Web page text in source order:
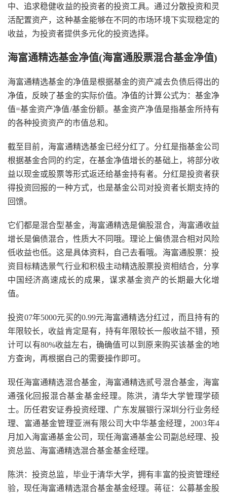
中、追求稳健收益的投资者的投资工具。通过分散投资和灵
活配置资产，这种基金能够在不同的市场环境下实现稳定的
收益，为投资者提供多元化的投资选择。
海富通精选基金净值(海富通股票混合基金净值)
海富通精选基金的净值是根据基金的资产减去负债后得出的
净值，反映了基金的实际价值。净值的计算公式为：基金净
值=基金资产净值/基金份额。基金资产净值是指基金所持有
的各种投资资产的市值总和。
截至目前，海富通精选基金已经分红了。分红是指基金公司
根据基金合同的约定，在基金净值增长的基础上，将部分收
益以现金或股票等形式返还给基金持有者。分红是投资者获
得投资回报的一种方式，也是基金公司对投资者长期支持的
回馈。
它们都是混合型基金，海富通精选是偏股混合，海富通收益
增长是偏债混合，性质大不同哦。理论上偏债混合相对风险
低收益也低。这是具体资料，自己去看哦。海富通股票：投
资目标精选景气行业和积极主动精选股票投资相结合，分享
中国经济高速成长的成果，谋求基金资产的长期最大化增
值。
投资07年5000元买的0.99元海富通精选分红过，而且持有的
年限较长，收益肯定是有，持有年限较长一般收益不错，预
计可以有80%收益左右，确确值可以到原来购买该基金的地
方查询，再根据自己的需要操作即可。
现任海富通精选混合基金，海富通精选贰号混合基金，海富
通强化回报混合基金基金经理。陈洪，清华大学管理学硕
士。历任君安证券投资经理、广东发展银行深圳分行业务经
理、富通基金管理亚洲有限公司大中华基金经理，2003年4
月加入海富通基金公司，现任海富通基金公司副总经理、投
资总监、海富通精选混合基金基金经理。
陈洪：投资总监，毕业于清华大学，拥有丰富的投资管理经
验，现任海富通精选混合基金基金经理。蒋征：公募基金股